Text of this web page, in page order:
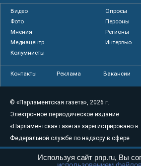
Видео
Опросы
Фото
Персоны
Мнения
Регионы
Медиацентр
Интервью
Колумнисты
Контакты Реклама Вакансии
© «Парламентская газета», 2026 г.
Электронное периодическое издание
«Парламентская газета» зарегистрировано в
Федеральной службе по надзору в сфере
связи, информационных технологий и
массовых коммуникаций (Роскомнадзор) 05
Используя сайт pnp.ru, Вы